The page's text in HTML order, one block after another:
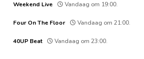
Weekend Live Vandaag om 19:00.
Four On The Floor Vandaag om 21:00.
40UP Beat Vandaag om 23:00.